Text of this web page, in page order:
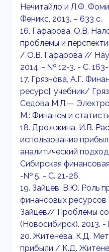
Нечитайло и Л.Ф.
Феникс, 2013. – 633 с.
16. Гафарова, О.В.
проблемы и
/ О.В. Гафарова //
2014. - № 12-3. - С. 163-
17. Грязнова, А.Г.
ресурс]: учебник/
Седова М.Л.—
М.: Финансы и
18. Дрожжина, И.В.
использование
аналитический
Сибирская
-№ 5. - С. 21-26.
19. Зайцев, В.Ю. Роль
финансовых
Зайцев// Проблемы
(Новосибирск). 2013.
20. Житенева, К.Д.
прибыли / К.Д.